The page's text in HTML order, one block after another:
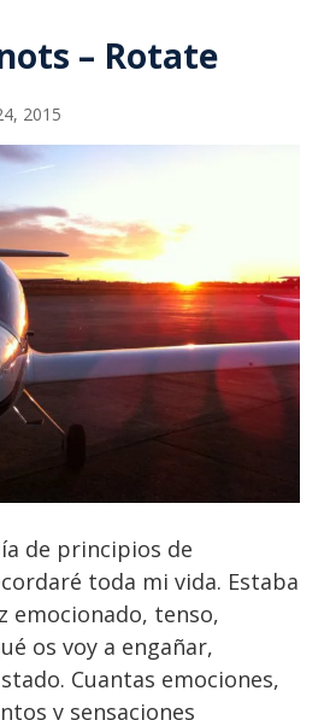
– Rotate
2015
de principios de
toda mi vida. Estaba
emocionado, tenso,
os voy a engañar,
Cuantas emociones,
y sensaciones